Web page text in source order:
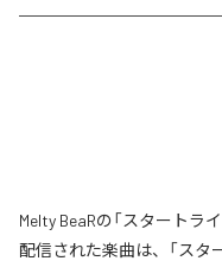
Melty BeaRの「スタートラ
配信された楽曲は、「スタ